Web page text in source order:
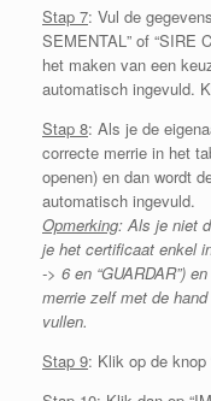
Stap 7: Vul de
SEMENTAL ” of “SIRE
het maken van een
automatisch ingevuld.
Stap 8: Als je de
correcte merrie in het
openen) en dan wordt
automatisch ingevuld.
Opmerking: Als je niet
je het certificaat enkel
-> 6 en “GUARDAR”)
merrie zelf met de
vullen.
Stap 9: Klik op de knop